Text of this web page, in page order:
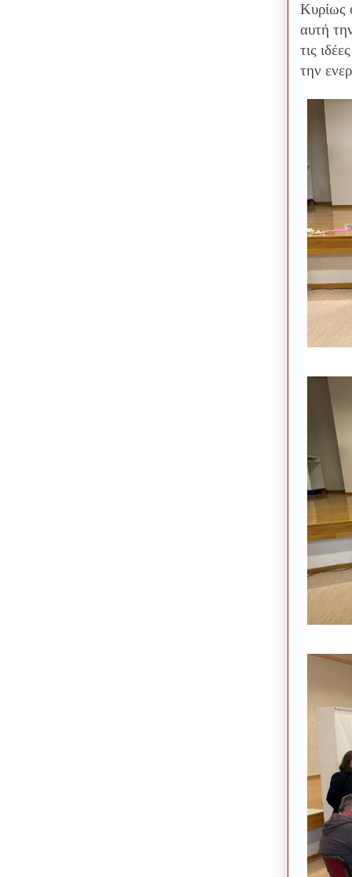
Κυρίως
αυτή
τις
την